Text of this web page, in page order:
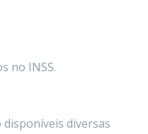
no INSS.
disponíveis diversas